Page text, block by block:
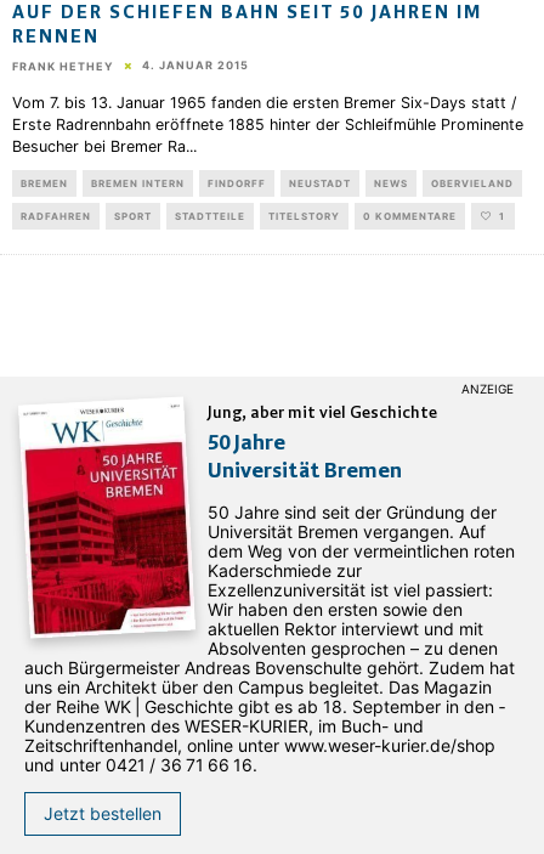
AUF DER SCHIEFEN BAHN SEIT 50 JAHREN IM
RENNEN
FRANK HETHEY 4. JANUAR 2015
Vom 7. bis 13. Januar 1965 fanden die ersten Bremer Six-Days statt /
Erste Radrennbahn eröffnete 1885 hinter der Schleifmühle Prominente
Besucher bei Bremer Ra...
BREMEN BREMEN INTERN FINDORFF NEUSTADT NEWS OBERVIELAND
RADFAHREN SPORT STADTTEILE TITELSTORY 0 KOMMENTARE 1
Jung, aber mit viel Geschichte
50 Jahre
Universität Bremen
50 Jahre sind seit der Gründung der
Universität Bremen vergangen. Auf
dem Weg von der vermeintlichen roten
Kaderschmiede zur
Exzellenzuniversität ist viel passiert:
Wir haben den ersten sowie den
aktuellen Rektor interviewt und mit
Absolventen gesprochen – zu denen
auch Bürgermeister Andreas Bovenschulte gehört. Zudem hat
uns ein Architekt über den Campus begleitet. Das Magazin
der Reihe WK | Geschichte gibt es ab 18. September in den ­
Kundenzentren des WESER-­KURIER, im Buch- und
Zeitschriftenhandel, online unter www.weser-kurier.de/shop
und unter 0421 / 36 71 66 16.
Jetzt bestellen